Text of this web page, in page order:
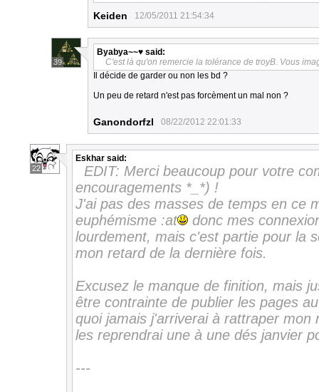
Keiden 12/05/2011 21:54:34
39
Byabya~~♥ said:
C'est là qu'on remercie la tolérance de troyB. Vous
Il décide de garder ou non les bd ?
Un peu de retard n'est pas forcèment un mal non ?
Ganondorfzl 08/22/2012 22:01:33
22
Eskhar said:
EDIT: Merci beaucoup pour votre
encouragements *_*) !
J'ai pas des masses de temps en ce
euphémisme :at
donc mes
lourdement, mais c'est partie pour la
mon retard de la dernière fois.
Excusez le manque de finition, mais
être contrainte de publier les pages
quoi jamais j'arriverai à rattraper
les reprendrai une à une dés janvier
---